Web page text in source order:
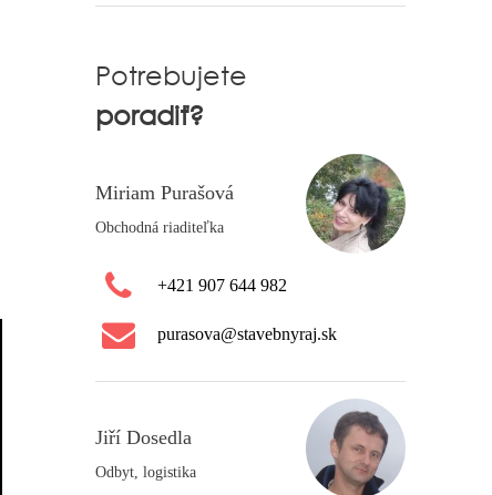
Potrebujete
poradiť?
Miriam Purašová
Obchodná riaditeľka
+421 907 644 982
purasova@stavebnyraj.sk
Jiří Dosedla
Odbyt, logistika